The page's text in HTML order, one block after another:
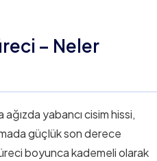
– Neler
yabancı cisim hissi,
güçlük son derece
boyunca kademeli olarak